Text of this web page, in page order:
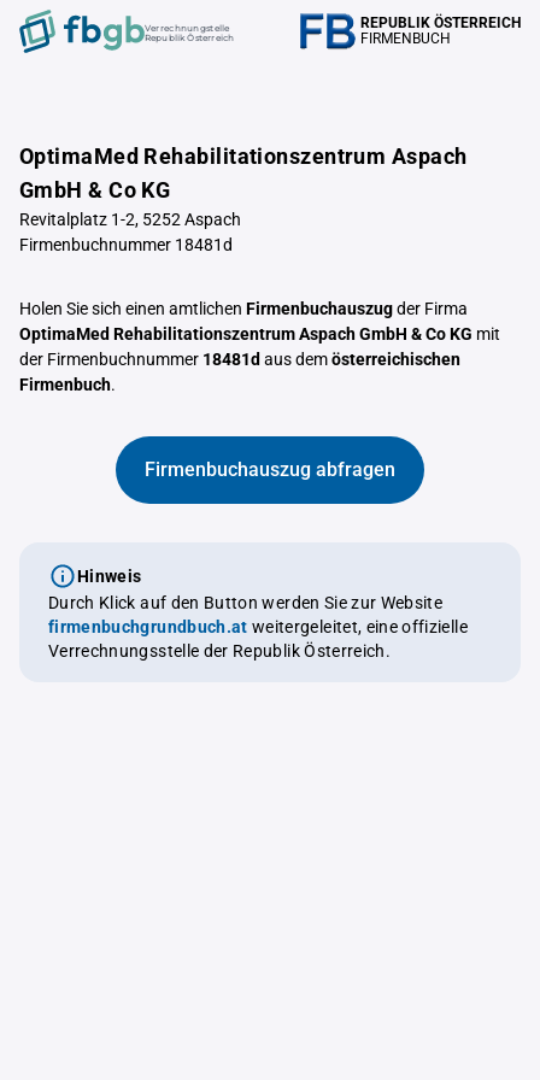
Verrechnungstelle
Republik Österreich
REPUBLIK ÖSTERREICH
FIRMENBUCH
OptimaMed Rehabilitationszentrum Aspach
GmbH & Co KG
Revitalplatz 1-2, 5252 Aspach
Firmenbuchnummer 18481d
Holen Sie sich einen amtlichen Firmenbuchauszugder Firma
OptimaMed Rehabilitationszentrum Aspach GmbH & Co KG mit
der Firmenbuchnummer 18481d aus demösterreichischen
Firmenbuch.
Firmenbuchauszug abfragen
Hinweis
Durch Klick auf den Button werden Sie zur Website
firmenbuchgrundbuch.at weitergeleitet, eine offizielle
Verrechnungsstelle der Republik Österreich.